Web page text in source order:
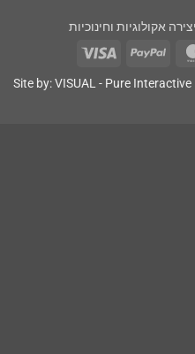
אקולוגיות וחינוכיות
Site by:VISUAL- Pure Interactive